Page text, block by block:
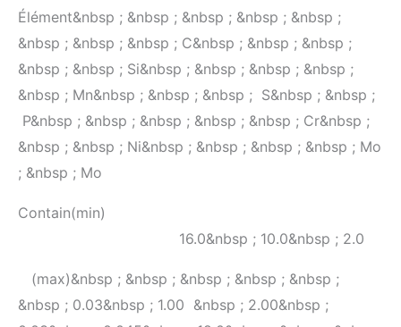
Élément&nbsp ; &nbsp ; &nbsp ; &nbsp ; &nbsp ;
&nbsp ; &nbsp ; &nbsp ; C&nbsp ; &nbsp ; &nbsp ;
&nbsp ; &nbsp ; Si&nbsp ; &nbsp ; &nbsp ; &nbsp ;
&nbsp ; Mn&nbsp ; &nbsp ; &nbsp ; S&nbsp ; &nbsp ;
P&nbsp ; &nbsp ; &nbsp ; &nbsp ; &nbsp ; Cr&nbsp ;
&nbsp ; &nbsp ; Ni&nbsp ; &nbsp ; &nbsp ; &nbsp ; Mo
; &nbsp ; Mo
Contain(min)
16.0&nbsp ; 10.0&nbsp ; 2.0
(max)&nbsp ; &nbsp ; &nbsp ; &nbsp ; &nbsp ;
&nbsp ; 0.03&nbsp ; 1.00 &nbsp ; 2.00&nbsp ;